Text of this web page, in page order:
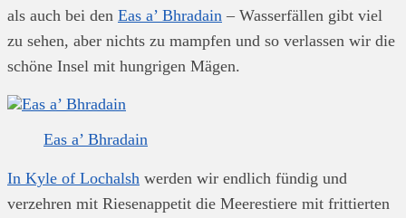
als auch bei den Eas a’ Bhradain – Wasserfällen gibt viel
zu sehen, aber nichts zu mampfen und so verlassen wir die
schöne Insel mit hungrigen Mägen.
Eas a’ Bhradain
In Kyle of Lochalsh werden wir endlich fündig und
verzehren mit Riesenappetit die Meerestiere mit frittierten